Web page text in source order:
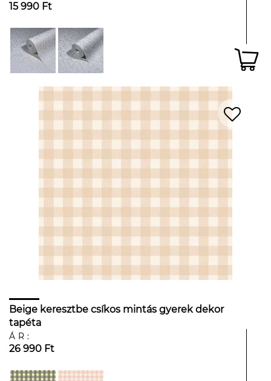
15 990 Ft
Beige keresztbe csíkos mintás gyerek dekor
tapéta
ÁR:
26 990 Ft